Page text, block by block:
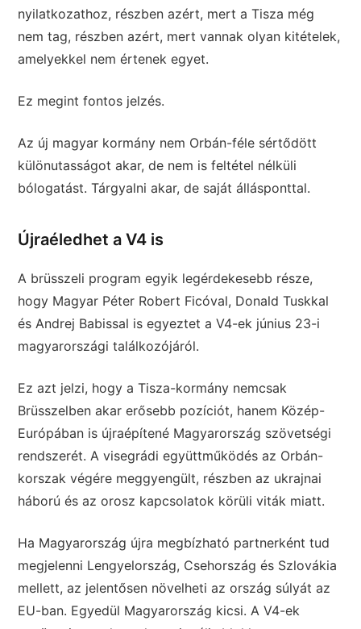
nyilatkozathoz, részben azért, mert a Tisza még
nem tag, részben azért, mert vannak olyan kitételek,
amelyekkel nem értenek egyet.
Ez megint fontos jelzés.
Az új magyar kormány nem Orbán-féle sértődött
különutasságot akar, de nem is feltétel nélküli
bólogatást. Tárgyalni akar, de saját állásponttal.
Újraéledhet a V4 is
A brüsszeli program egyik legérdekesebb része,
hogy Magyar Péter Robert Ficóval, Donald Tuskkal
és Andrej Babissal is egyeztet a V4-ek június 23-i
magyarországi találkozójáról.
Ez azt jelzi, hogy a Tisza-kormány nemcsak
Brüsszelben akar erősebb pozíciót, hanem Közép-
Európában is újraépítené Magyarország szövetségi
rendszerét. A visegrádi együttműködés az Orbán-
korszak végére meggyengült, részben az ukrajnai
háború és az orosz kapcsolatok körüli viták miatt.
Ha Magyarország újra megbízható partnerként tud
megjelenni Lengyelország, Csehország és Szlovákia
mellett, az jelentősen növelheti az ország súlyát az
EU-ban. Egyedül Magyarország kicsi. A V4-ek